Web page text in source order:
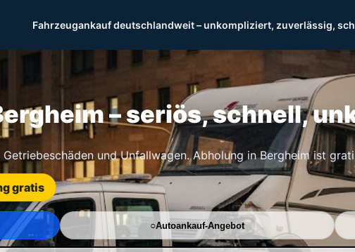
Fahrzeugankauf deutschlandweit – unkompliziert, zuverlässig,
– seriös, schnell,
und Unfallwagen. Abholung in Bergheim ist
gratis
Autoankauf-Angebot